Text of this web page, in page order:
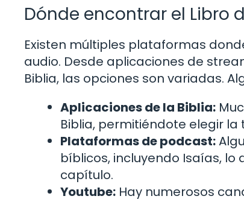
Dónde encontrar el Libro
Existen múltiples plataformas
audio. Desde aplicaciones de
Biblia, las opciones son variadas.
Aplicaciones de la Biblia:
Biblia, permitiéndote elegir
Plataformas de podcast:
bíblicos, incluyendo Isaías,
capítulo.
Youtube: Hay numerosos